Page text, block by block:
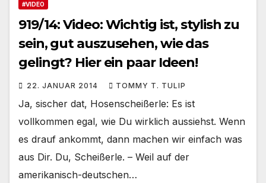
#VIDEO
919/14: Video: Wichtig ist, stylish zu
sein, gut auszusehen, wie das
gelingt? Hier ein paar Ideen!
22. JANUAR 2014 TOMMY T. TULIP
Ja, sischer dat, Hosenscheißerle: Es ist
vollkommen egal, wie Du wirklich aussiehst. Wenn
es drauf ankommt, dann machen wir einfach was
aus Dir. Du, Scheißerle. – Weil auf der
amerikanisch-deutschen…